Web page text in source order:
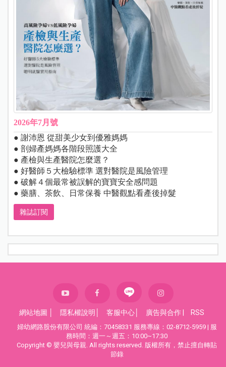
2026年7月號
● 謝沛恩 從甜美少女到優雅媽媽
● 剖婦產媽媽各階段照護大全
● 產檢與生產醫院怎麼選？
● 好醫師５大檢驗標準 選對醫院是風險管理
● 破解４個最常被誤解的寶寶安全感問題
● 藥膳、茶飲、日常保養 中醫觀點看產後掉髮
雜誌訂閱
網站地圖 隱私權說明 客服中心 廣告與合作 RSS
婦幼網路股份有限公司 統編：70458331 服務專線：02-8712-5959 | 服
務時間：週一～週五：10:00~17:30
Copyright © 嬰兒與母親. All rights reserved. 版權所有，禁止擅自轉貼
節錄